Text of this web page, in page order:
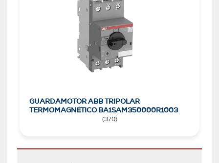
GUARDAMOTOR ABB TRIPOLAR
TERMOMAGNÉTICO BA1SAM350000R1003
(370)